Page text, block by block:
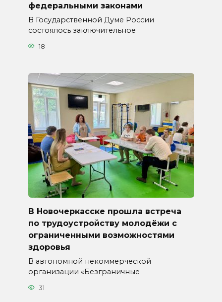
федеральными законами
В Государственной Думе России
состоялось заключительное
18
В Новочеркасске прошла встреча
по трудоустройству молодёжи с
ограниченными возможностями
здоровья
В автономной некоммерческой
организации «Безграничные
31